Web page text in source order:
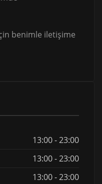
benimle iletişime
13:00 - 23:00
13:00 - 23:00
13:00 - 23:00